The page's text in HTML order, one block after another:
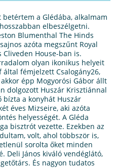
a Glédába, alkalmam
elbeszélgetni.
Blumenthal The Hinds
azóta megszűnt Royal
House-ban is.
olyan ikonikus helyeit
által fémjelzett Csalogány26,
épp Mogyorósi Gábor állt
dolgozott Huszár Krisztiánnal
bízta a konyhát Huszár
éves Mizseire, aki azóta
helyességét. A Gléda
bisztrót vezette. Ezekben az
volt, ahol többször is,
sorolta őket minden
Deli János kiváló vendéglátó,
És nagyon tudatos